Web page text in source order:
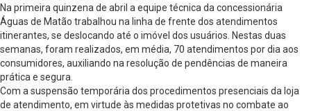
Na primeira quinzena de abril a equipe técnica da concessionária
Águas de Matão trabalhou na linha de frente dos atendimentos
itinerantes, se deslocando até o imóvel dos usuários. Nestas duas
semanas, foram realizados, em média, 70 atendimentos por dia aos
consumidores, auxiliando na resolução de pendências de maneira
prática e segura.
Com a suspensão temporária dos procedimentos presenciais da loja
de atendimento, em virtude às medidas protetivas no combate ao